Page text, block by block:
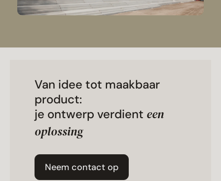
Van idee tot maakbaar
product:
je ontwerp verdient een
oplossing
Neem contact op